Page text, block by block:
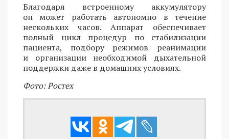
Благодаря встроенному аккумулятору
он может работать автономно в течение
нескольких часов. Аппарат обеспечивает
полный цикл процедур по стабилизации
пациента, подбору режимов реанимации
и организации необходимой дыхательной
поддержки даже в домашних условиях.
Фото: Ростех